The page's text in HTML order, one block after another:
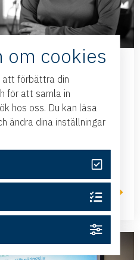
ny guldpartner:
upp sitt engagemang i
Partnerskapet
av...
Läs mer
om cookies
att förbättra din
för att samla in
hos oss. Du kan läsa
ändra dina inställningar